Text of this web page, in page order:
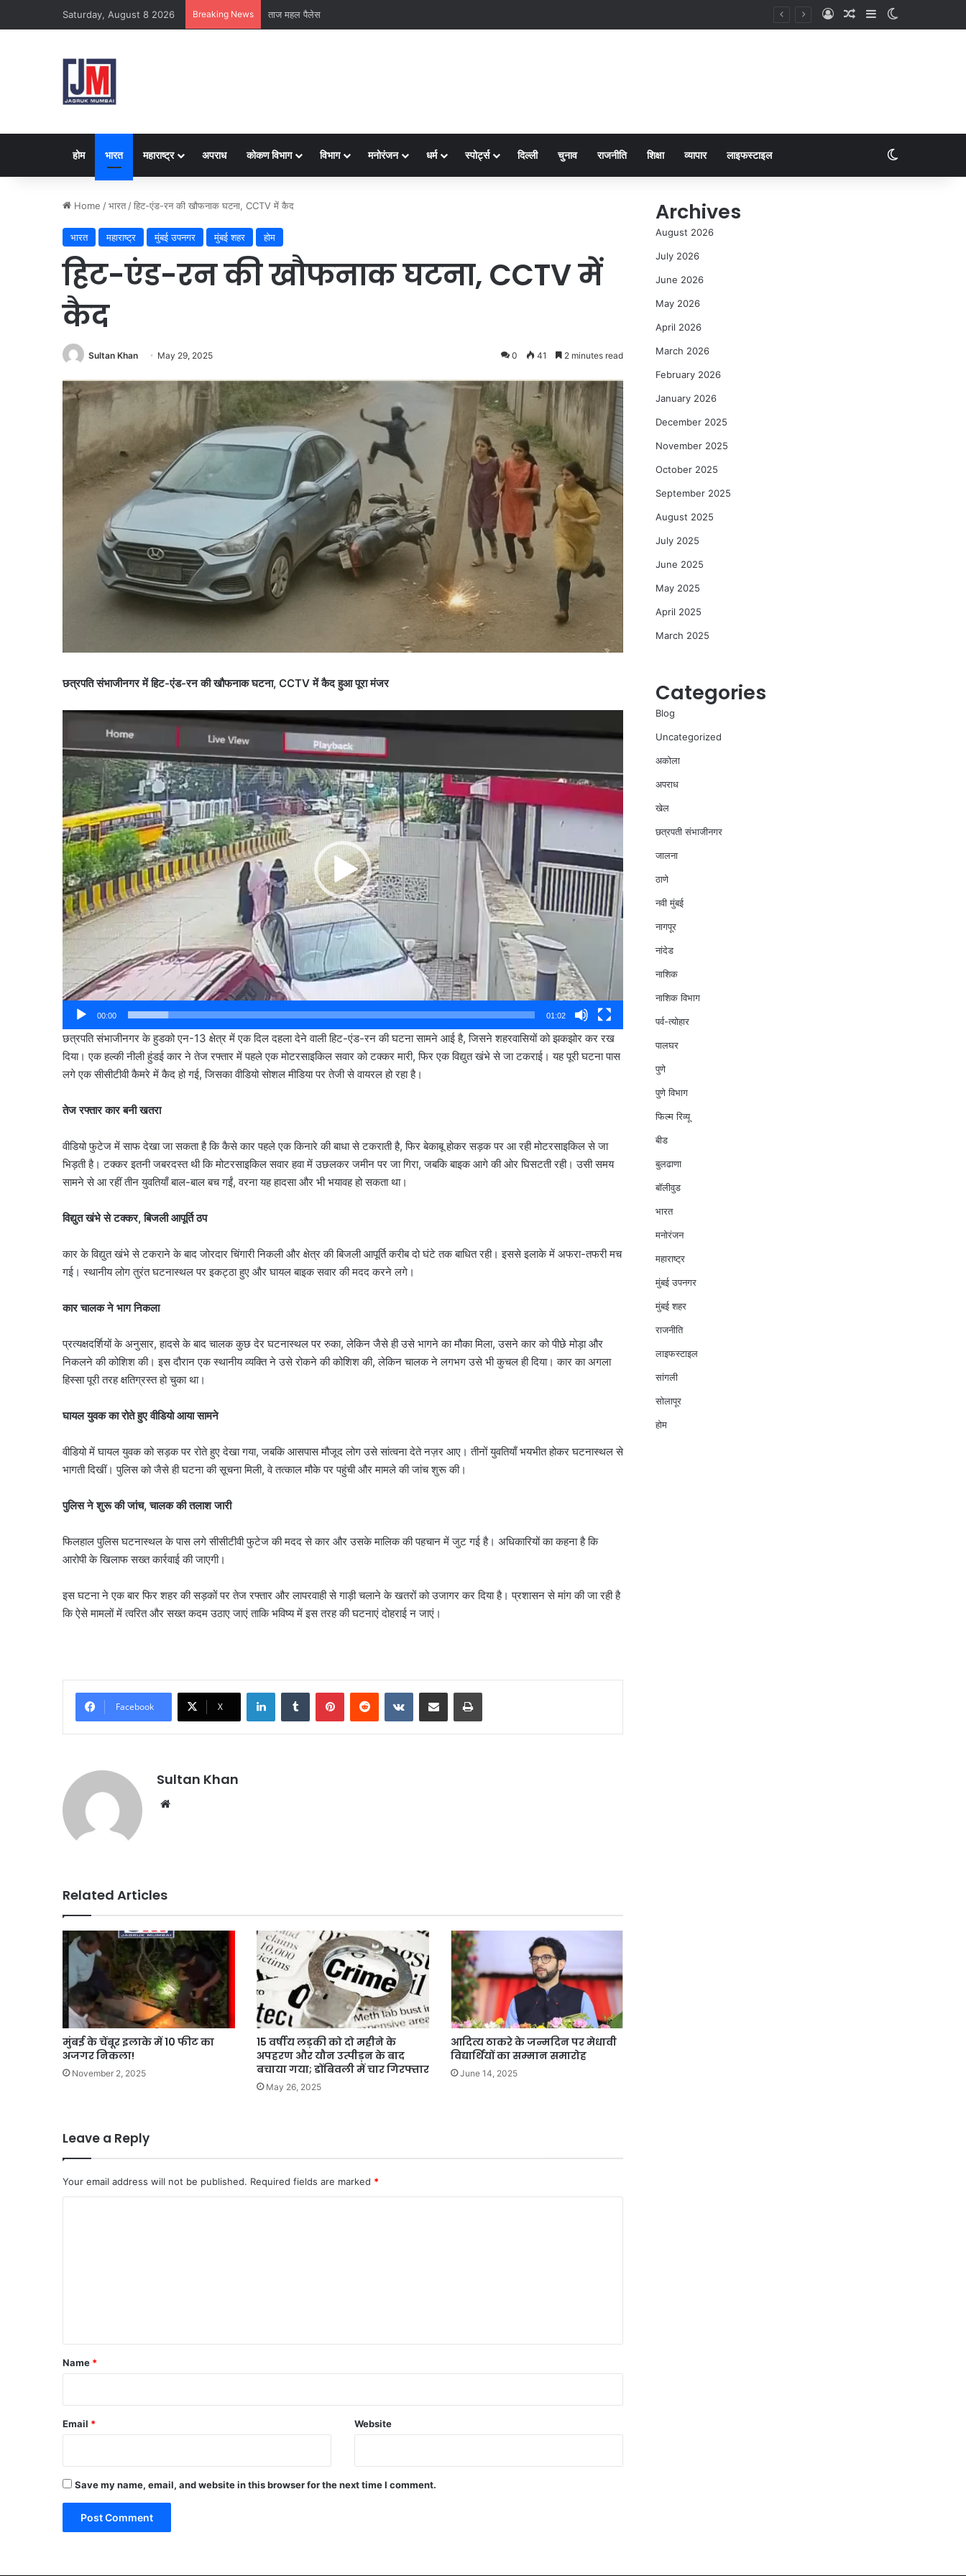
Saturday, August 8 2026 Breaking News क्राइम ब्रांच कक्ष-2
होम भारत महाराष्ट्र अपराध कोकण विभाग विभाग मनोरंजन धर्म स्पोर्ट्स दिल्ली चुनाव राजनीति शिक्षा व्यापार लाइफस्टाइल
Home /भारत /हिट-एंड-रन की खौफनाक घटना, CCTV में कैद
भारत महाराष्ट्र मुंबई उपनगर मुंबई शहर होम
हिट-एंड-रन की खौफनाक घटना, CCTV में
कैद
Sultan Khan May 29, 2025 0 41 2 minutes read
छत्रपति संभाजीनगर में हिट-एंड-रन की खौफनाक घटना, CCTV में कैद हुआ पूरा मंजर
Video
00:00 01:02
छत्रपति संभाजीनगर के हुडको एन-13 क्षेत्र में एक दिल दहला देने वाली हिट-एंड-रन की घटना सामने आई है, जिसने शहरवासियों को झकझोर कर रख
दिया। एक हल्की नीली हुंडई कार ने तेज रफ्तार में पहले एक मोटरसाइकिल सवार को टक्कर मारी, फिर एक विद्युत खंभे से जा टकराई। यह पूरी घटना पास
लगे एक सीसीटीवी कैमरे में कैद हो गई, जिसका वीडियो सोशल मीडिया पर तेजी से वायरल हो रहा है।
तेज रफ्तार कार बनी खतरा
वीडियो फुटेज में साफ देखा जा सकता है कि कैसे कार पहले एक किनारे की बाधा से टकराती है, फिर बेकाबू होकर सड़क पर आ रही मोटरसाइकिल से जा
भिड़ती है। टक्कर इतनी जबरदस्त थी कि मोटरसाइकिल सवार हवा में उछलकर जमीन पर जा गिरा, जबकि बाइक आगे की ओर घिसटती रही। उसी समय
सामने से आ रहीं तीन युवतियाँ बाल-बाल बच गईं, वरना यह हादसा और भी भयावह हो सकता था।
विद्युत खंभे से टक्कर, बिजली आपूर्ति ठप
कार के विद्युत खंभे से टकराने के बाद जोरदार चिंगारी निकली और क्षेत्र की बिजली आपूर्ति करीब दो घंटे तक बाधित रही। इससे इलाके में अफरा-तफरी मच
गई। स्थानीय लोग तुरंत घटनास्थल पर इकट्ठा हुए और घायल बाइक सवार की मदद करने लगे।
कार चालक ने भाग निकला
प्रत्यक्षदर्शियों के अनुसार, हादसे के बाद चालक कुछ देर घटनास्थल पर रुका, लेकिन जैसे ही उसे भागने का मौका मिला, उसने कार को पीछे मोड़ा और
निकलने की कोशिश की। इस दौरान एक स्थानीय व्यक्ति ने उसे रोकने की कोशिश की, लेकिन चालक ने लगभग उसे भी कुचल ही दिया। कार का अगला
हिस्सा पूरी तरह क्षतिग्रस्त हो चुका था।
घायल युवक का रोते हुए वीडियो आया सामने
वीडियो में घायल युवक को सड़क पर रोते हुए देखा गया, जबकि आसपास मौजूद लोग उसे सांत्वना देते नज़र आए। तीनों युवतियाँ भयभीत होकर घटनास्थल से
भागती दिखीं। पुलिस को जैसे ही घटना की सूचना मिली, वे तत्काल मौके पर पहुंची और मामले की जांच शुरू की।
पुलिस ने शुरू की जांच, चालक की तलाश जारी
फिलहाल पुलिस घटनास्थल के पास लगे सीसीटीवी फुटेज की मदद से कार और उसके मालिक की पहचान में जुट गई है। अधिकारियों का कहना है कि
आरोपी के खिलाफ सख्त कार्रवाई की जाएगी।
इस घटना ने एक बार फिर शहर की सड़कों पर तेज रफ्तार और लापरवाही से गाड़ी चलाने के खतरों को उजागर कर दिया है। प्रशासन से मांग की जा रही है
कि ऐसे मामलों में त्वरित और सख्त कदम उठाए जाएं ताकि भविष्य में इस तरह की घटनाएं दोहराई न जाएं।
Facebook X
Sultan Khan
Related Articles
मुंबई के चेंबूर इलाके में 10 फीट का
अजगर निकला!
November 2, 2025
15 वर्षीय लड़की को दो महीने के
अपहरण और यौन उत्पीड़न के बाद
बचाया गया; डोंबिवली में चार गिरफ्तार
May 26, 2025
आदित्य ठाकरे के जन्मदिन पर मेधावी
विद्यार्थियों का सम्मान समारोह
June 14, 2025
Leave a Reply
Your email address will not be published. Required fields are marked *
*
Name *
Email * Website
Save my name, email, and website in this browser for the next time I comment.
Archives
August 2026
July 2026
June 2026
May 2026
April 2026
March 2026
February 2026
January 2026
December 2025
November 2025
October 2025
September 2025
August 2025
July 2025
June 2025
May 2025
April 2025
March 2025
Categories
Blog
Uncategorized
अकोला
अपराध
खेल
छत्रपती संभाजीनगर
जालना
ठाणे
नवी मुंबई
नागपूर
नांदेड
नाशिक
नाशिक विभाग
पर्व-त्योहार
पालघर
पुणे
पुणे विभाग
फिल्म रिव्यू
बीड
बुलढाणा
बॉलीवुड
भारत
मनोरंजन
महाराष्ट्र
मुंबई उपनगर
मुंबई शहर
राजनीति
लाइफस्टाइल
सांगली
सोलापूर
होम